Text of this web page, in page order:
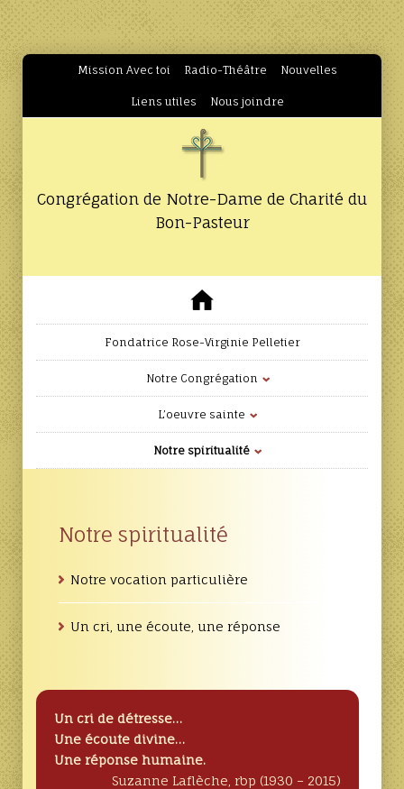
Mission Avec toi Radio-Théâtre Nouvelles
Liens utiles Nous joindre
Congrégation de Notre-Dame de Charité du
Bon-Pasteur
Fondatrice Rose-Virginie Pelletier
Notre Congrégation
L’oeuvre sainte
Notre spiritualité
Notre spiritualité
Notre vocation particulière
Un cri, une écoute, une réponse
Un cri de détresse…
Une écoute divine…
Une réponse humaine.
Suzanne Laflèche, rbp (1930 – 2015)